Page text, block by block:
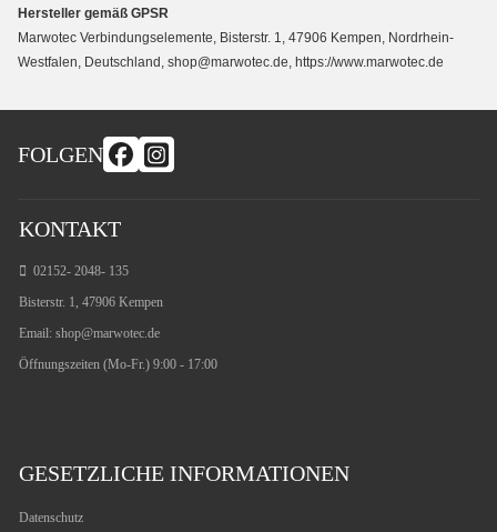
Hersteller gemäß GPSR
Marwotec Verbindungselemente, Bisterstr. 1, 47906 Kempen, Nordrhein-
Westfalen, Deutschland, shop@marwotec.de, https://www.marwotec.de
FOLGEN
KONTAKT
02152- 2048- 135
Bisterstr. 1, 47906 Kempen
Email: shop@marwotec.de
Öffnungszeiten (Mo-Fr.) 9:00 - 17:00
GESETZLICHE INFORMATIONEN
Datenschutz